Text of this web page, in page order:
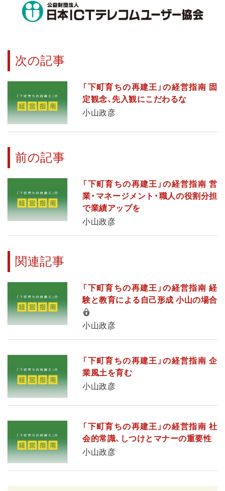
次の記事
「下町育ちの再建王」の経営指南 固
定観念、先入観にこだわるな
小山政彦
前の記事
「下町育ちの再建王」の経営指南 営
業・マネージメント・職人の役割分担
で業績アップを
小山政彦
関連記事
「下町育ちの再建王」の経営指南 経
験と教育による自己形成 小山の場合
小山政彦
「下町育ちの再建王」の経営指南 企
業風土を育む
小山政彦
「下町育ちの再建王」の経営指南 社
会的常識、しつけとマナーの重要性
小山政彦